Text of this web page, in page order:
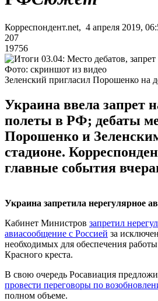
Корреспондент.net, 4 апреля 2019,
207
19756
Фото: скриншот из видео
Зеленский пригласил Порошенко на
Украина ввела запрет
полеты в РФ; дебаты
Порошенко и
стадионе.
главные события
Украина запретила нерегулярное
Кабинет Министров запретил
авиасообщение с Россией за
необходимых для обеспечения
Красного креста.
В свою очередь Росавиация
провести переговоры по
полном объеме.